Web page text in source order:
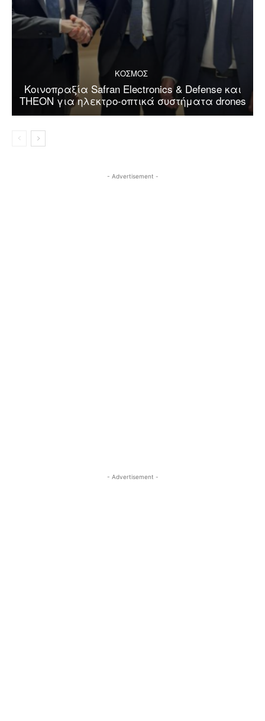
ΚΟΣΜΟΣ
Κοινοπραξία Safran Electronics & Defense και
THEON για ηλεκτρο-οπτικά συστήματα drones
- Advertisement -
- Advertisement -